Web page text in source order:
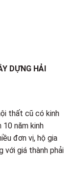
DỰNG HẢI
thất cũ có kinh
10 năm kinh
đơn vị, hộ gia
với giá thành phải